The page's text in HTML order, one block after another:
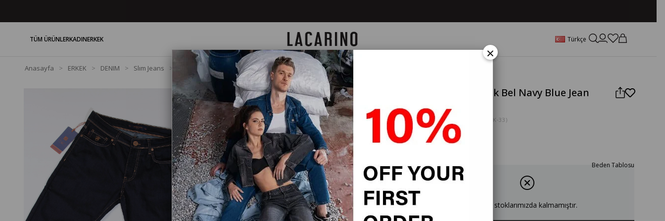
TÜM ÜRÜNLERKADINERKEK Türkçe
Anasayfa ERKEK DENIM Slım Jeans Dar Paça Yüksek Bel Navy Blue Jean Pantolon
Yeni Ürün
Dar Paça Yüksek Bel Navy Blue Jean
Pantolon
STOK KODU (PAUL-7567-EK-33)
Ürün stoklarımızda kalmamıştır.
Beden Tablosu
×